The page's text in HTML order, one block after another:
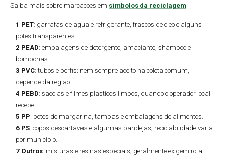
Saiba mais sobre marcacoes em simbolos da reciclagem.
1 PET: garrafas de agua e refrigerante, frascos de oleo e alguns
potes transparentes.
2 PEAD: embalagens de detergente, amaciante, shampoo e
bombonas.
3 PVC: tubos e perfis; nem sempre aceito na coleta comum,
depende da regiao.
4 PEBD: sacolas e filmes plasticos limpos, quando o operador local
recebe.
5 PP: potes de margarina, tampas e embalagens de alimentos.
6 PS: copos descartaveis e algumas bandejas; reciclabilidade varia
por municipio.
7 Outros: misturas e resinas especiais; geralmente exigem rota